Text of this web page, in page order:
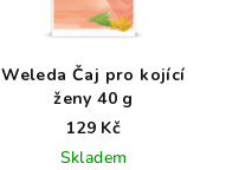
Weleda Čaj pro kojící
ženy 40 g
129 Kč
Skladem